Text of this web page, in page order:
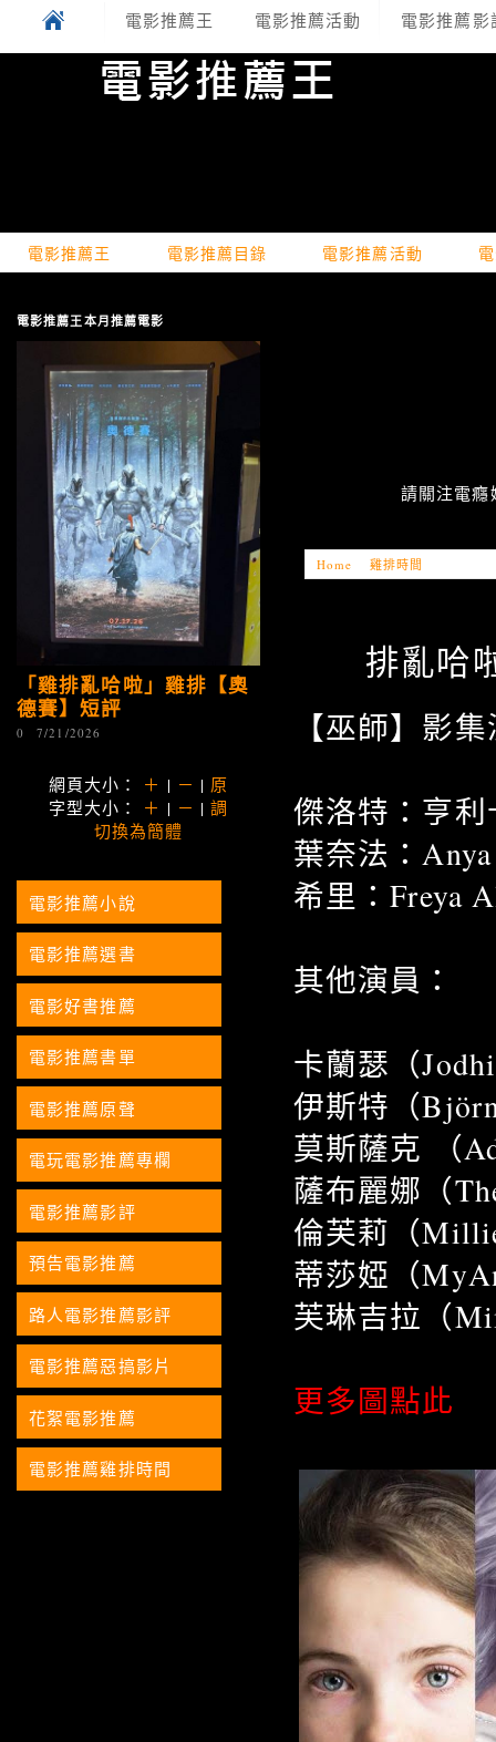
電影推薦王 電影推薦活動 電影推薦影
電影推薦王 電影推薦目錄 電影推薦活動
請關注電
Home 雞排時間
排亂哈
【巫師】影
傑洛特：亨
葉奈法：
希里：Freya
其他演員：
卡蘭瑟（
伊斯特（
莫斯薩克 （
薩布麗娜（
倫芙莉（
蒂莎婭（
芙琳吉拉（
更多圖點此
電影推薦王本月推薦電影
「雞排亂哈啦」雞排【奧
德賽】短評
0 7/21/2026
網頁大小： ＋ | － | 原
字型大小： ＋ | － |調
切換為簡體
電影推薦小說
電影推薦選書
電影好書推薦
電影推薦書單
電影推薦原聲
電玩電影推薦專欄
電影推薦影評
預告電影推薦
路人電影推薦影評
電影推薦惡搞影片
花絮電影推薦
電影推薦雞排時間